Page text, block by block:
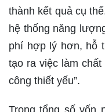
thành kết quả cụ
hệ thống năng
phí hợp lý hơn, hỗ
tạo ra việc làm
công thiết yếu”.
Trong tổng số vốn